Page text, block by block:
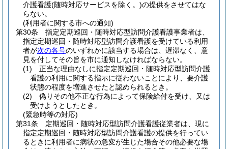
介護看護(随時対応サービスを除く。)の提供をさせてはな
らない。
(利用者に関する市への通知)
第30条
指定定期巡回・随時対応型訪問介護看護事業者は、
指定定期巡回・随時対応型訪問介護看護を受けている利用
者が次の各号のいずれかに該当する場合は、遅滞なく、意
見を付してその旨を市に通知しなければならない。
(1)
正当な理由なしに指定定期巡回・随時対応型訪問介護
看護の利用に関する指示に従わないことにより、要介護
状態の程度を増進させたと認められるとき。
(2)
偽りその他不正な行為によって保険給付を受け、又は
受けようとしたとき。
(緊急時等の対応)
第31条
定期巡回・随時対応型訪問介護看護従業者は、現に
指定定期巡回・随時対応型訪問介護看護の提供を行ってい
るときに利用者に病状の急変が生じた場合その他必要な場